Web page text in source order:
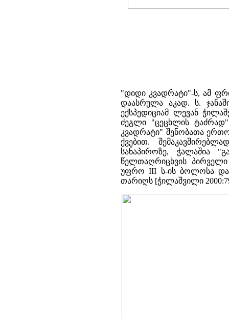
"დიდი კვადრატი"-ს, ამ
დაასრულა აკად. ს.
ექსპედიციამ ლევან
ძეგლი "ცეცხლის ტაძრად"
კვადრატი" შენობათა
ქვებით.
სანაპიროზე, ჭალაშია
წელთაღრიცხვის
უფრო III ს­-ის ბოლოსა და
თარიღს [ჭილაშვილი